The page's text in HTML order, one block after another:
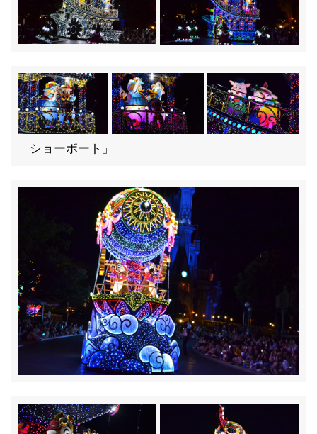
「ショーボート」